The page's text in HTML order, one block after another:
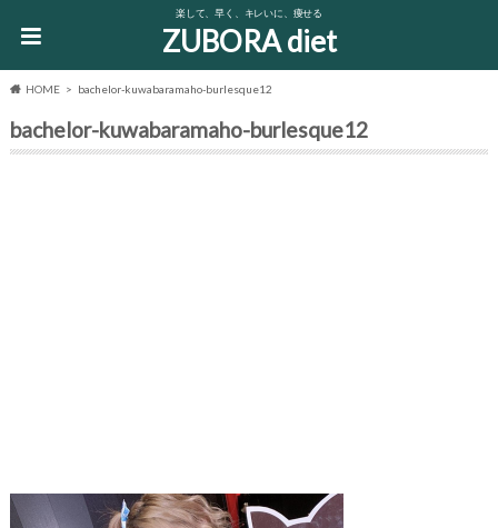
楽して、早く、キレいに、痩せる
ZUBORA diet
HOME bachelor-kuwabaramaho-burlesque12
bachelor-kuwabaramaho-burlesque12